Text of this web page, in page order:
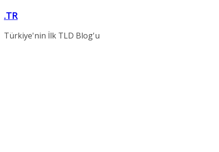
Skip
content
.TR
Türkiye'nin İlk TLD Blog'u